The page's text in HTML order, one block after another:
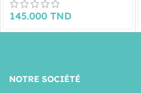
145.000 TND
NOTRE SOCIÉTÉ